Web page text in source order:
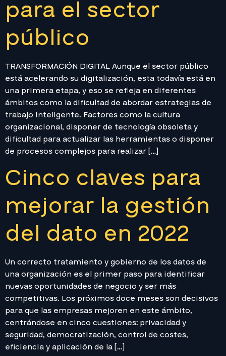
para el sector
público
TRANSFORMACIÓN DIGITAL Aunque el sector público
está acelerando su digitalización, esta todavía está en
una primera etapa, y eso se refleja en diferentes
ámbitos como la dificultad de abordar estrategias de
trabajo inteligente. Factores como la cultura
organizacional, disponer de tecnología obsoleta y
dificultad para actualizar las herramientas o disponer
de procesos complejos para realizar […]
Cinco claves para
mejorar la gestión
del dato en 2022
Un correcto tratamiento y gobierno de los datos de
una organización es el primer paso para identificar
nuevas oportunidades de negocio y ser más
competitivas. Los próximos doce meses son decisivos
para que las empresas mejoren en este ámbito,
centrándose en cinco cuestiones: privacidad y
seguridad, democratización, control de costes,
eficiencia y aplicación de la […]